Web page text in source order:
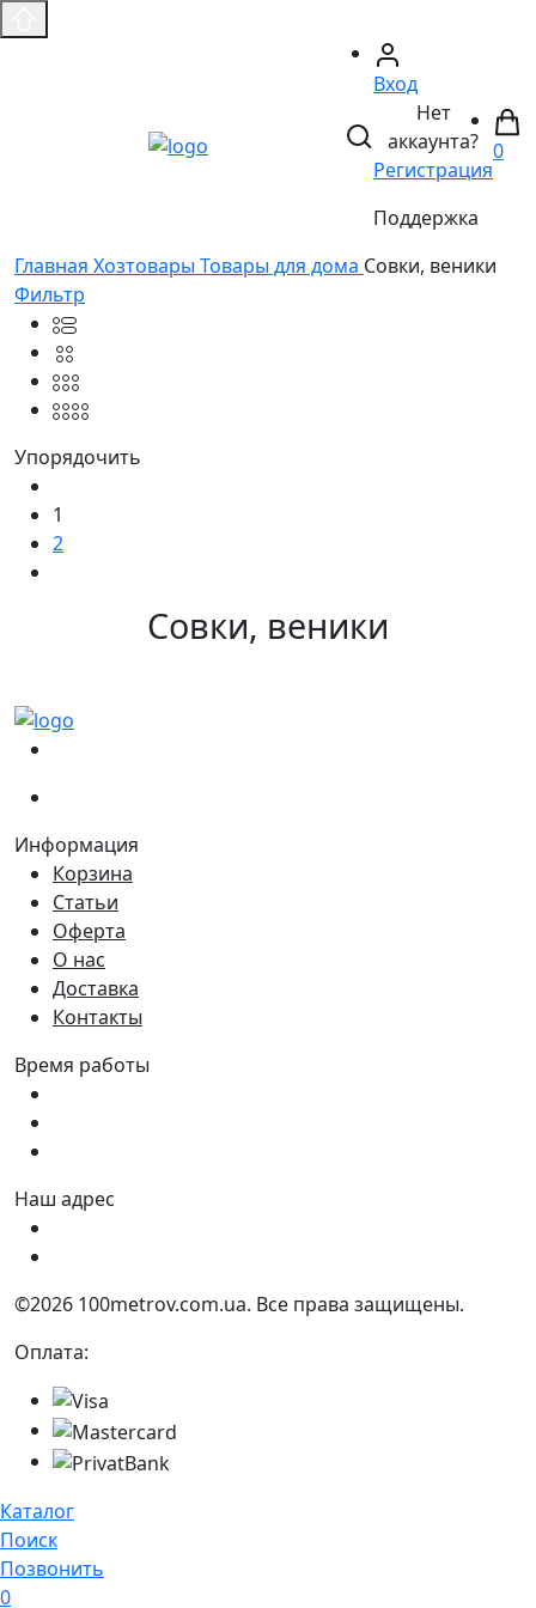
Вход
Нет
аккаунта?
Регистрация
Поддержка
0
Главная Хозтовары Товары для дома Совки, веники
Фильтр
Упорядочить
1
2
Совки, веники
Информация
Корзина
Статьи
Оферта
О нас
Доставка
Контакты
Время работы
Наш адрес
©2026 100metrov.com.ua. Все права защищены.
Оплата:
Каталог
Поиск
Позвонить
0